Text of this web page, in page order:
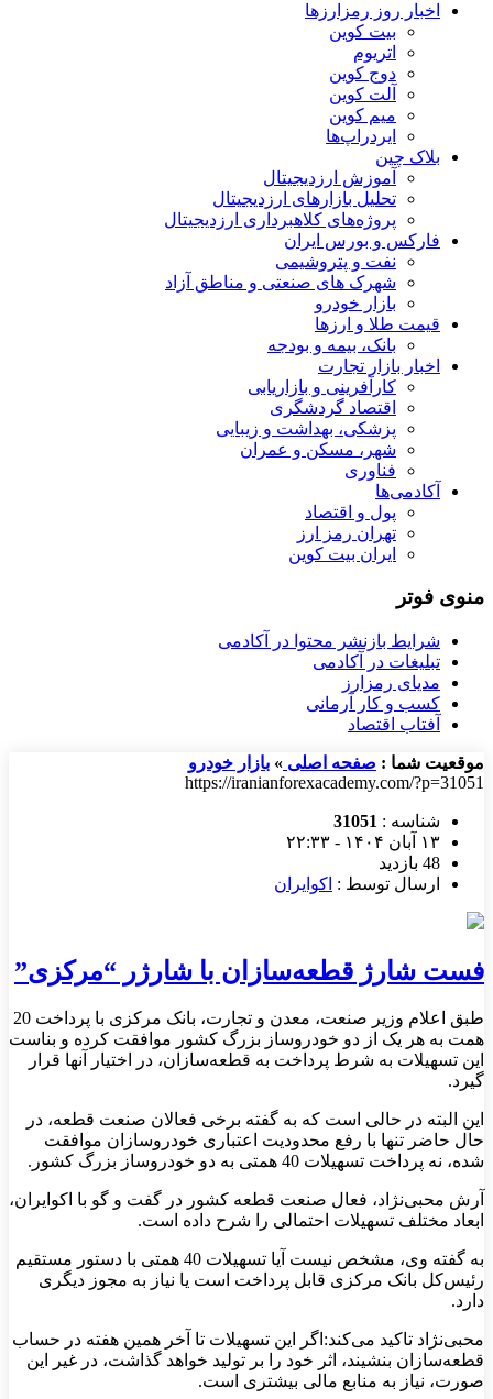
اخبار روز رمزارزها
بیت کوین
اتریوم
دوج کوین
آلت کوین
میم کوین‌
ایردراپ‌ها
بلاک چین
آموزش ارزدیجیتال
تحلیل بازارهای ارزدیجیتال
پروژه‌های کلاهبرداری ارزدیجیتال
فارکس و بورس ایران
نفت و پتروشیمی
شهرک های صنعتی و مناطق آزاد
بازار خودرو
قیمت طلا و ارزها
بانک، بیمه و بودجه
اخبار بازار تجارت
کارآفرینی و بازاریابی
اقتصاد گردشگری
پزشکی، بهداشت و زیبایی
شهر، مسکن و عمران
فناوری
آکادمی‌ها
پول و اقتصاد
تهران رمز ارز
ایران بیت کوین
منوی فوتر
شرایط بازنشر محتوا در آکادمی
تبلیغات در آکادمی
مدیای رمزارز
کسب و کار آرمانی
آفتاب اقتصاد
موقعیت شما : صفحه اصلی » بازار خودرو
https://iranianforexacademy.com/?p=31051
شناسه : 31051
۱۳ آبان ۱۴۰۴ - ۲۲:۳۳
48 بازدید
ارسال توسط : اکوایران
فست شارژ قطعه‌سازان با شارژر “مرکزی”
طبق اعلام وزیر صنعت، معدن و تجارت، بانک مرکزی با پرداخت 20
همت به هر یک از دو خودروساز بزرگ کشور موافقت کرده و بناست
این تسهیلات به شرط پرداخت به قطعه‌سازان، در اختیار آنها قرار
گیرد.
این البته در حالی است که به گفته برخی فعالان صنعت قطعه، در
حال حاضر تنها با رفع محدودیت اعتباری خودروسازان موافقت
شده، نه پرداخت تسهیلات 40 همتی به دو خودروساز بزرگ کشور.
آرش محبی‌نژاد، فعال صنعت قطعه کشور در گفت و گو با اکوایران،
ابعاد مختلف تسهیلات احتمالی را شرح داده است.
به گفته وی، مشخص نیست آیا تسهیلات 40 همتی با دستور مستقیم
رئیس‌کل بانک مرکزی قابل پرداخت است یا نیاز به مجوز دیگری
دارد.
محبی‌نژاد تاکید می‌کند:‌اگر این تسهیلات تا آخر همین هفته در حساب
قطعه‌سازان بنشیند، اثر خود را بر تولید خواهد گذاشت، در غیر این
صورت، نیاز به منابع مالی بیشتری است.